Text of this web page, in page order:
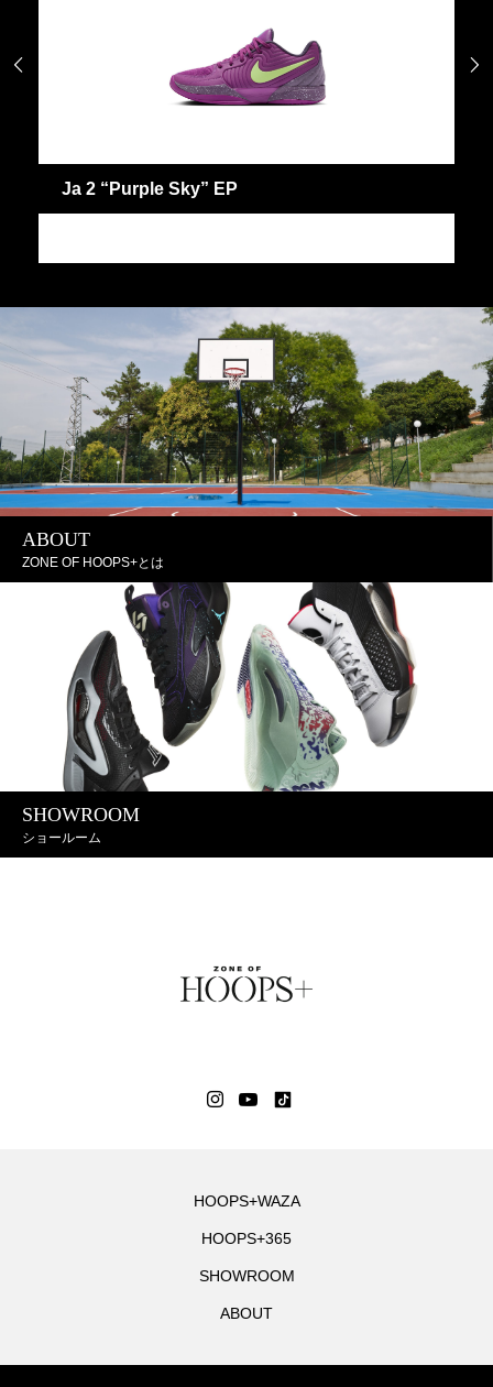
Ja 2 “Purple Sky” EP
 
ABOUT
ZONE OF HOOPS+とは
SHOWROOM
ショールーム
HOOPS+WAZA
HOOPS+365
SHOWROOM
ABOUT